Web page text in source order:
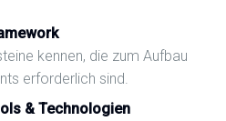
kennen, die zum Aufbau
erforderlich sind.
& Technologien